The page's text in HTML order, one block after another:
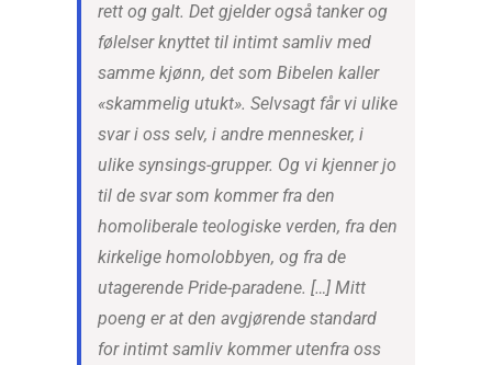
rett og galt. Det gjelder også tanker og
følelser knyttet til intimt samliv med
samme kjønn, det som Bibelen kaller
«skammelig utukt». Selvsagt får vi ulike
svar i oss selv, i andre mennesker, i
ulike synsings-grupper. Og vi kjenner jo
til de svar som kommer fra den
homoliberale teologiske verden, fra den
kirkelige homolobbyen, og fra de
utagerende Pride-paradene. […] Mitt
poeng er at den avgjørende standard
for intimt samliv kommer utenfra oss